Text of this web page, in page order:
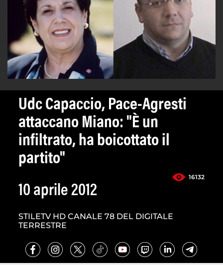
Udc Capaccio, Pace-Agresti
attaccano Miano: "È un
infiltrato, ha boicottato il
partito"
16132
10 aprile 2012
STILETV HD CANALE 78 DEL DIGITALE
TERRESTRE